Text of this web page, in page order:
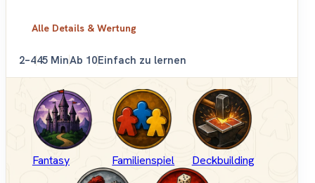
Alle Details & Wertung
2–445 MinAb 10Einfach zu lernen
Fantasy Familienspiel Deckbuilding